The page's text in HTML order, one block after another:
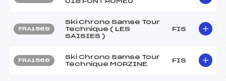
FRA1569
Ski Chrono Samse Tour
Technique ( LES
SAISIES )
FIS
FRA1566
Ski Chrono Samse Tour
Technique MORZINE
FIS